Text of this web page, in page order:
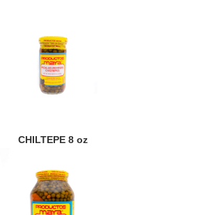
CHILTEPE 8 oz